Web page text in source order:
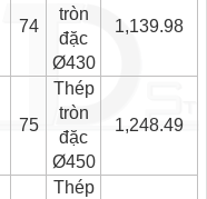
74
tròn
đặc
Ø430
1,139.98
75
Thép
tròn
đặc
Ø450
1,248.49
Thép